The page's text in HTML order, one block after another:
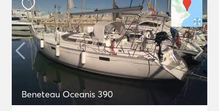
Beneteau Oceanis 390